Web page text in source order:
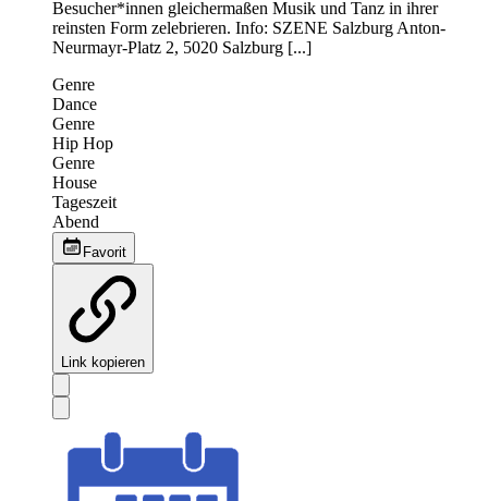
Besucher*innen gleichermaßen Musik und Tanz in ihrer
reinsten Form zelebrieren. Info: SZENE Salzburg Anton-
Neurmayr-Platz 2, 5020 Salzburg [...]
Genre
Dance
Genre
Hip Hop
Genre
House
Tageszeit
Abend
Favorit
Link kopieren